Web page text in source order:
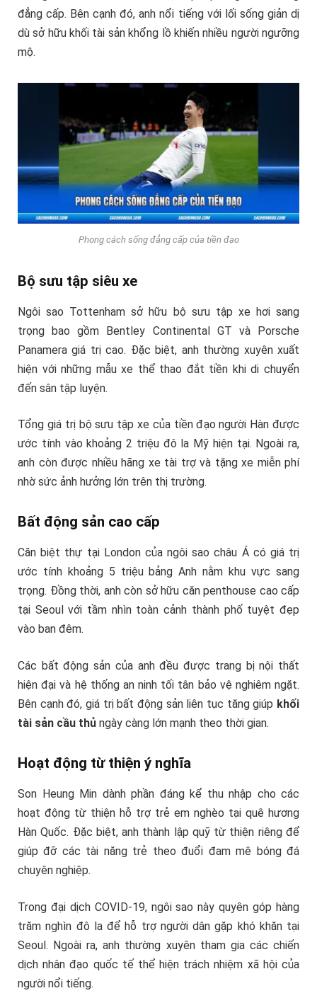
đẳng cấp. Bên cạnh đó, anh nổi tiếng với lối sống giản dị
dù sở hữu khối tài sản khổng lồ khiến nhiều người ngưỡng
mộ.
Phong cách sống đẳng cấp của tiền đạo
Bộ sưu tập siêu xe
Ngôi sao Tottenham sở hữu bộ sưu tập xe hơi sang
trọng bao gồm Bentley Continental GT và Porsche
Panamera giá trị cao. Đặc biệt, anh thường xuyên xuất
hiện với những mẫu xe thể thao đắt tiền khi di chuyển
đến sân tập luyện.
Tổng giá trị bộ sưu tập xe của tiền đạo người Hàn được
ước tính vào khoảng 2 triệu đô la Mỹ hiện tại. Ngoài ra,
anh còn được nhiều hãng xe tài trợ và tặng xe miễn phí
nhờ sức ảnh hưởng lớn trên thị trường.
Bất động sản cao cấp
Căn biệt thự tại London của ngôi sao châu Á có giá trị
ước tính khoảng 5 triệu bảng Anh nằm khu vực sang
trọng. Đồng thời, anh còn sở hữu căn penthouse cao cấp
tại Seoul với tầm nhìn toàn cảnh thành phố tuyệt đẹp
vào ban đêm.
Các bất động sản của anh đều được trang bị nội thất
hiện đại và hệ thống an ninh tối tân bảo vệ nghiêm ngặt.
Bên cạnh đó, giá trị bất động sản liên tục tăng giúp khối
tài sản cầu thủ ngày càng lớn mạnh theo thời gian.
Hoạt động từ thiện ý nghĩa
Son Heung Min dành phần đáng kể thu nhập cho các
hoạt động từ thiện hỗ trợ trẻ em nghèo tại quê hương
Hàn Quốc. Đặc biệt, anh thành lập quỹ từ thiện riêng để
giúp đỡ các tài năng trẻ theo đuổi đam mê bóng đá
chuyên nghiệp.
Trong đại dịch COVID-19, ngôi sao này quyên góp hàng
trăm nghìn đô la để hỗ trợ người dân gặp khó khăn tại
Seoul. Ngoài ra, anh thường xuyên tham gia các chiến
dịch nhân đạo quốc tế thể hiện trách nhiệm xã hội của
người nổi tiếng.